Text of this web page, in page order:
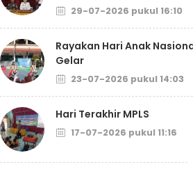
29-07-2026 pukul 16:10
Rayakan Hari Anak
Gelar
23-07-2026 pukul 14:03
Hari Terakhir MPLS
17-07-2026 pukul 11:16